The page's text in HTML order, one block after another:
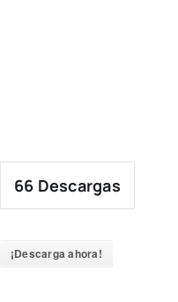
66 Descargas
¡Descarga ahora!